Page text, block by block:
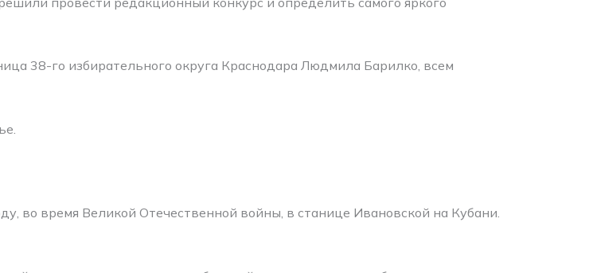
38-го избирательного округа Краснодара Людмила Барилко, всем
во время Великой Отечественной войны, в станице Ивановской на Кубани.